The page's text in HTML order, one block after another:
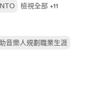
NTO 檢視全部 +11
音樂人規劃職業生涯